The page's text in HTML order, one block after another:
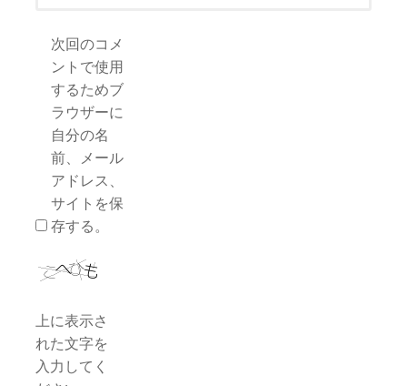
次回のコメ
ントで使用
するためブ
ラウザーに
自分の名
前、メール
アドレス、
サイトを保
存する。
上に表示さ
れた文字を
入力してく